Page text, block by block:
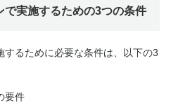
で実施するための3つの条件
するために必要な条件は、以下の3
要件